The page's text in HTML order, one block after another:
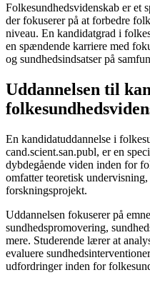
Folkesundhedsvidenskab er et
der fokuserer på at forbedre
niveau. En kandidatgrad i
en spændende karriere med
og sundhedsindsatser på
Uddannelsen til
En kandidatuddannelse i
cand.scient.san.publ, er en
dybdegående viden inden for
omfatter teoretisk
forskningsprojekt.
Uddannelsen fokuserer på
sundhedspromovering,
mere. Studerende lærer at
evaluere
udfordringer inden for